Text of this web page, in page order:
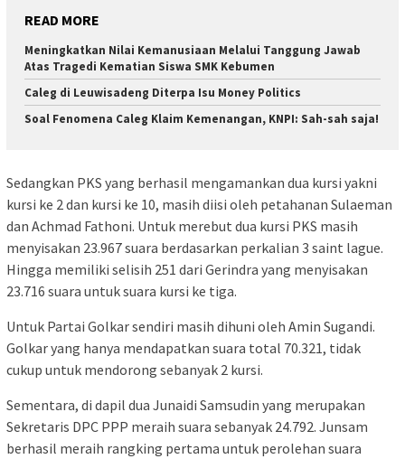
READ MORE
Meningkatkan Nilai Kemanusiaan Melalui Tanggung Jawab
Atas Tragedi Kematian Siswa SMK Kebumen
Caleg di Leuwisadeng Diterpa Isu Money Politics
Soal Fenomena Caleg Klaim Kemenangan, KNPI: Sah-sah saja!
Sedangkan PKS yang berhasil mengamankan dua kursi yakni
kursi ke 2 dan kursi ke 10, masih diisi oleh petahanan Sulaeman
dan Achmad Fathoni. Untuk merebut dua kursi PKS masih
menyisakan 23.967 suara berdasarkan perkalian 3 saint lague.
Hingga memiliki selisih 251 dari Gerindra yang menyisakan
23.716 suara untuk suara kursi ke tiga.
Untuk Partai Golkar sendiri masih dihuni oleh Amin Sugandi.
Golkar yang hanya mendapatkan suara total 70.321, tidak
cukup untuk mendorong sebanyak 2 kursi.
Sementara, di dapil dua Junaidi Samsudin yang merupakan
Sekretaris DPC PPP meraih suara sebanyak 24.792. Junsam
berhasil meraih rangking pertama untuk perolehan suara